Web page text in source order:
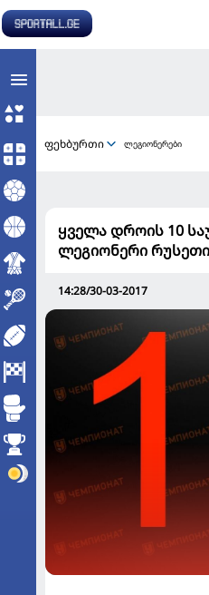
ფეხბურთი ლეგიონერები
ყველა დროის 10
ლეგიონერი
14:28/30-03-2017